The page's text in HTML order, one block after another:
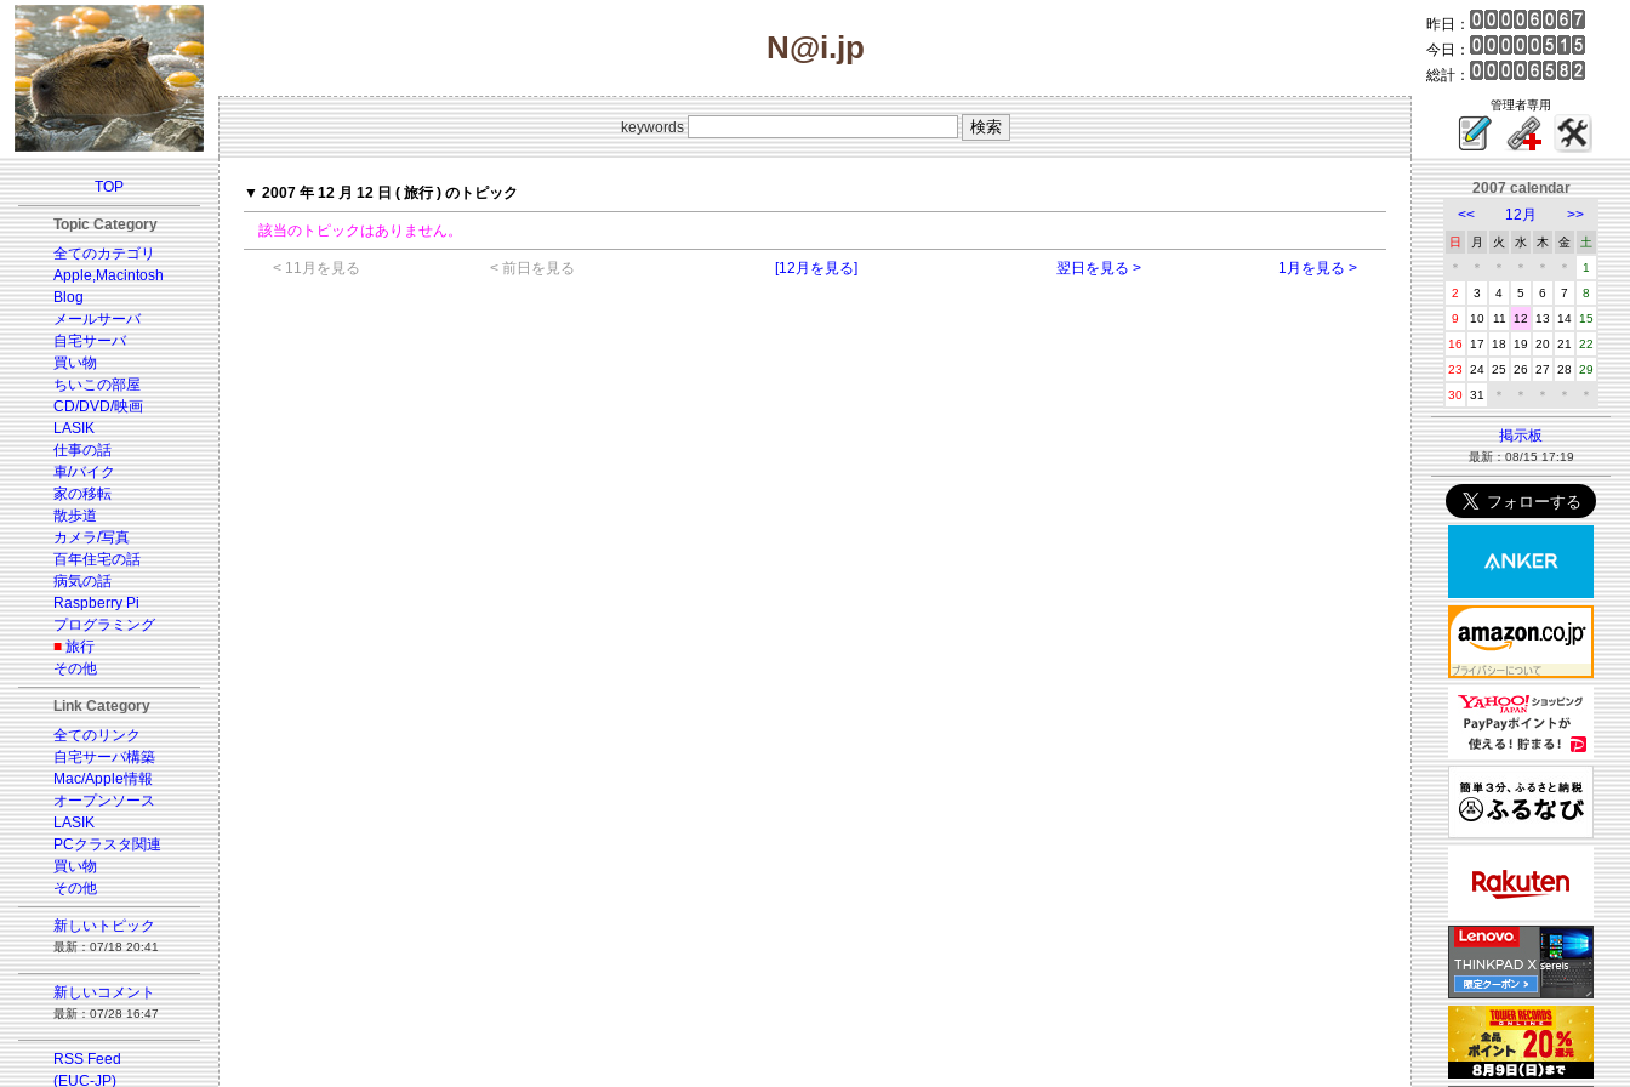
N@i.jp
昨日：
今日：
総計：
keywords
管理者専用
TOP
Topic Category
全てのカテゴリ
Apple,Macintosh
Blog
メールサーバ
自宅サーバ
買い物
ちいこの部屋
CD/DVD/映画
LASIK
仕事の話
車/バイク
家の移転
散歩道
カメラ/写真
百年住宅の話
病気の話
Raspberry Pi
プログラミング
■ 旅行
その他
Link Category
全てのリンク
自宅サーバ構築
Mac/Apple情報
オープンソース
LASIK
PCクラスタ関連
買い物
その他
新しいトピック
最新：07/18 20:41
新しいコメント
最新：07/28 16:47
RSS Feed
(EUC-JP)
▼ 2007 年 12 月 12 日 ( 旅行 ) のトピック
該当のトピックはありません。
< 11月を見る < 前日を見る [12月を見る] 翌日を見る > 1月を見る >
2007 calendar
<<
12月 >>
日 月 火 水 木 金
土
＊
＊ ＊ ＊ ＊ ＊
1
2
3 4 5 6 7
8
9
10 11 12 13 14
15
16
17 18 19 20 21
22
23
24 25 26 27 28
29
30 31 ＊ ＊ ＊ ＊ ＊
掲示板
最新：08/15 17:19